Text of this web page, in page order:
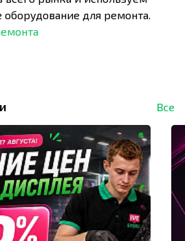
для ремонта.
Все